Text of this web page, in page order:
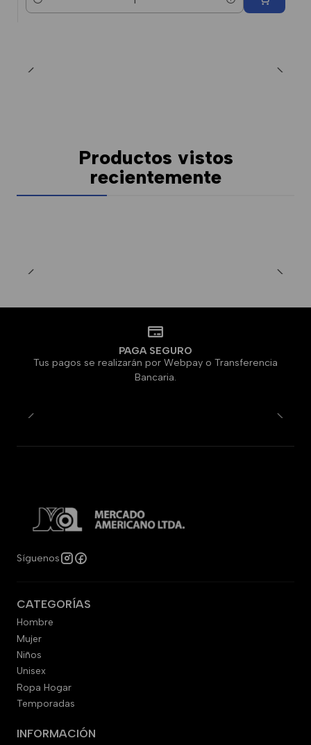
Cantidad
Productos vistos
recientemente
PAGA SEGURO
Tus pagos se realizarán por Webpay o Transferencia
Bancaria.
Síguenos
CATEGORÍAS
Hombre
Mujer
Niños
Unisex
Ropa Hogar
Temporadas
INFORMACIÓN